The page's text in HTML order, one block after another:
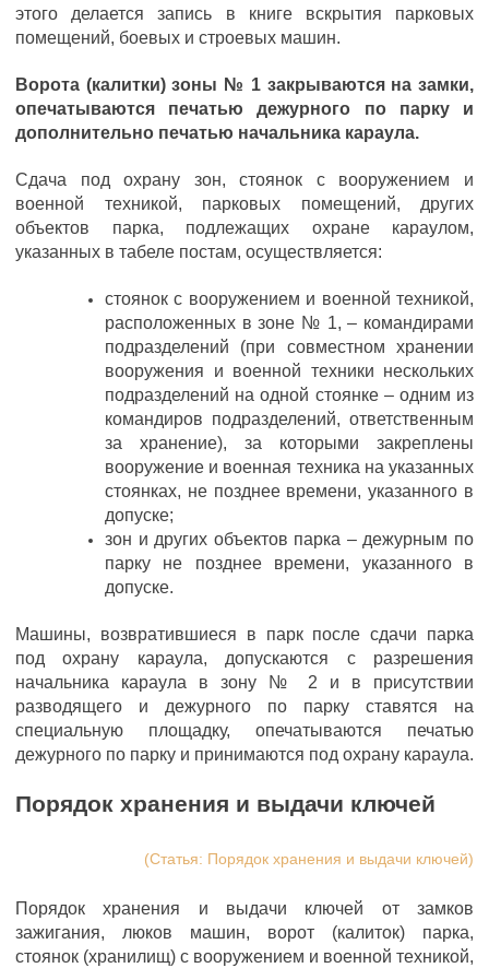
этого делается запись в книге вскрытия парковых
помещений, боевых и строевых машин.
Ворота (калитки) зоны № 1 закрываются на замки,
опечатываются печатью дежурного по парку и
дополнительно печатью начальника караула.
Сдача под охрану зон, стоянок с вооружением и
военной техникой, парковых помещений, других
объектов парка, подлежащих охране караулом,
указанных в табеле постам, осуществляется:
стоянок с вооружением и военной техникой,
расположенных в зоне № 1, – командирами
подразделений (при совместном хранении
вооружения и военной техники нескольких
подразделений на одной стоянке – одним из
командиров подразделений, ответственным
за хранение), за которыми закреплены
вооружение и военная техника на указанных
стоянках, не позднее времени, указанного в
допуске;
зон и других объектов парка – дежурным по
парку не позднее времени, указанного в
допуске.
Машины, возвратившиеся в парк после сдачи парка
под охрану караула, допускаются с разрешения
начальника караула в зону № 2 и в присутствии
разводящего и дежурного по парку ставятся на
специальную площадку, опечатываются печатью
дежурного по парку и принимаются под охрану караула.
Порядок хранения и выдачи ключей
(Статья: Порядок хранения и выдачи ключей)
Порядок хранения и выдачи ключей от замков
зажигания, люков машин, ворот (калиток) парка,
стоянок (хранилищ) с вооружением и военной техникой,